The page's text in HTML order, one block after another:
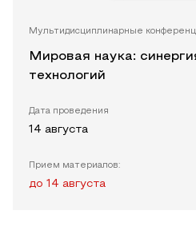
Мультидисциплинарные
Мировая наука:
технологий
Дата проведения
14 августа
Прием материалов:
до 14 августа